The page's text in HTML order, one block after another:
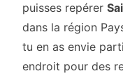
puisses repérer
dans la région
tu en as envie
endroit pour des